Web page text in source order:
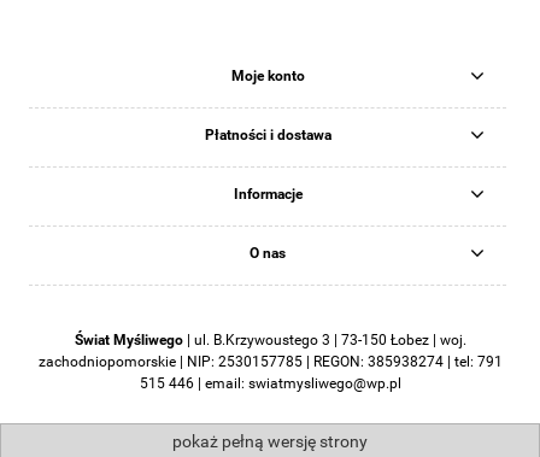
Moje konto
Płatności i dostawa
Informacje
O nas
Świat Myśliwego| ul. B.Krzywoustego 3 | 73-150 Łobez | woj.
zachodniopomorskie | NIP: 2530157785 | REGON: 385938274 | tel: 791
515 446| email: swiatmysliwego@wp.pl
pokaż pełną wersję strony